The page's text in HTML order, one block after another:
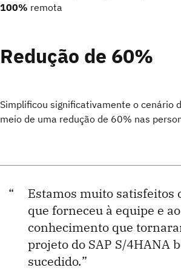
100% remota
Redução de 60%
Simplificou significativamente o cenário
meio de uma redução de 60% nas
Estamos muito satisfeitos
que forneceu à equipe e ao
conhecimento que
projeto do SAP S/4HANA
sucedido.